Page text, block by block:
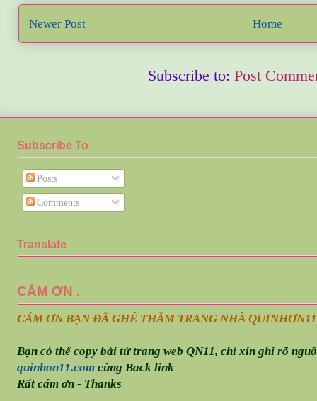
Newer Post Home
Subscribe to: Post
Subscribe To
Posts
Comments
Translate
CÁM ƠN .
CÁM ƠN BẠN ĐÃ GHÉ THĂM TRANG NHÀ QUINHƠN
Bạn có thể copy bài từ trang web QN11, chỉ xin ghi rõ
quinhon11.comcùng Back link
Rất cám ơn - Thanks